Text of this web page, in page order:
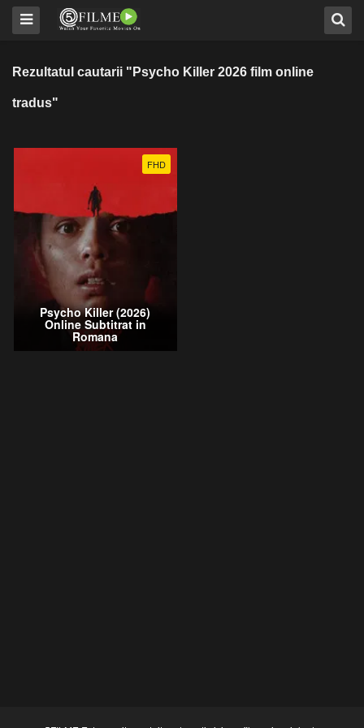
Rezultatul cautarii "Psycho Killer 2026 film online
tradus"
FHD
Psycho Killer (2026)
Online Subtitrat in
Romana